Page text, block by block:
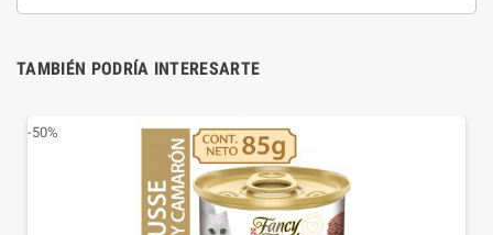
TAMBIÉN PODRÍA INTERESARTE
-50%